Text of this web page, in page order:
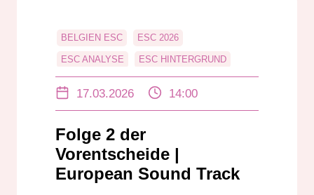
BELGIEN ESC ESC 2026
ESC ANALYSE ESC HINTERGRUND
EUROPEAN SOUND TRACKS
EUROVISION SONG CONTEST
INTERNE AUSWAHL KROATIEN ESC
17.03.2026 14:00
Folge 2 der
Vorentscheide |
European Sound Track